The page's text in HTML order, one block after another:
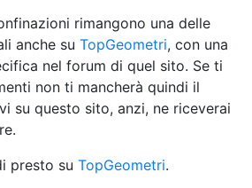
rimangono una delle
anche su TopGeometri, con una
nel forum di quel sito. Se ti
non ti mancherà quindi il
su questo sito, anzi, ne riceverai
presto su TopGeometri.